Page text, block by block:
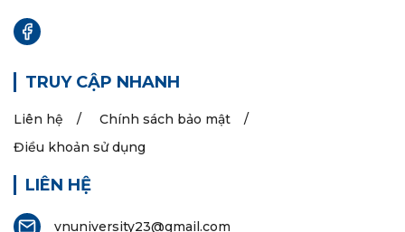
TRUY CẬP NHANH
Liên hệ
Chính sách bảo mật
Điều khoản sử dụng
LIÊN HỆ
vnuniversity23@gmail.com